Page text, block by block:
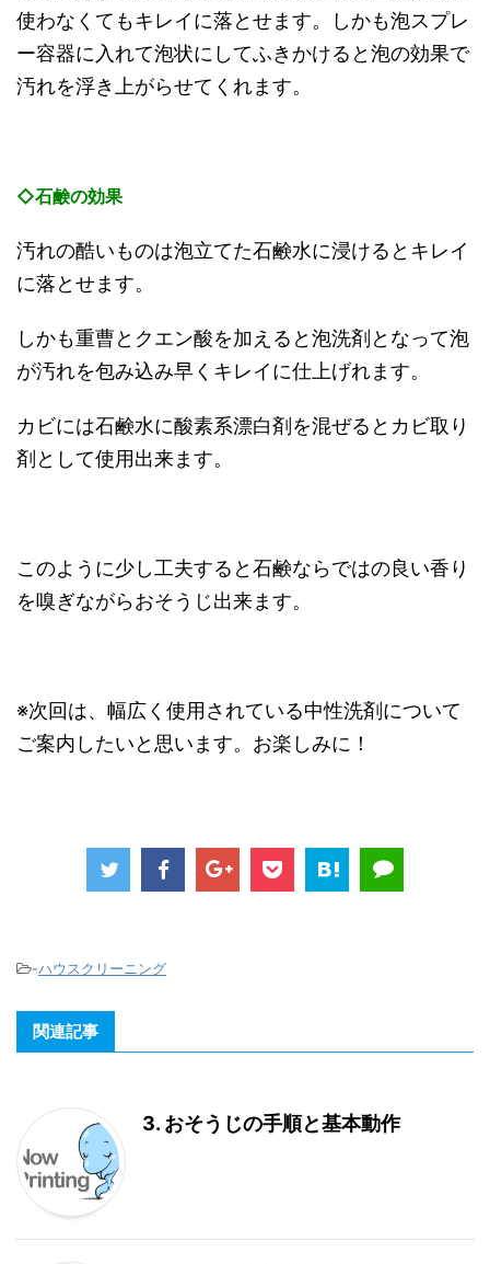
使わなくてもキレイに落とせます。しかも泡スプレ
ー容器に入れて泡状にしてふきかけると泡の効果で
汚れを浮き上がらせてくれます。
◇石鹸の効果
汚れの酷いものは泡立てた石鹸水に浸けるとキレイ
に落とせます。
しかも重曹とクエン酸を加えると泡洗剤となって泡
が汚れを包み込み早くキレイに仕上げれます。
カビには石鹸水に酸素系漂白剤を混ぜるとカビ取り
剤として使用出来ます。
このように少し工夫すると石鹸ならではの良い香り
を嗅ぎながらおそうじ出来ます。
※次回は、幅広く使用されている中性洗剤について
ご案内したいと思います。お楽しみに！
-ハウスクリーニング
関連記事
3. おそうじの手順と基本動作